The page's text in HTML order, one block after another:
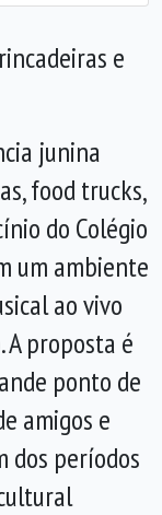
e
junina
food trucks,
do Colégio
um ambiente
ao vivo
A proposta é
ponto de
amigos e
dos períodos